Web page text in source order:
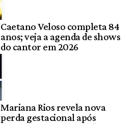
Caetano Veloso completa 84
anos; veja a agenda de shows
do cantor em 2026
Mariana Rios revela nova
perda gestacional após